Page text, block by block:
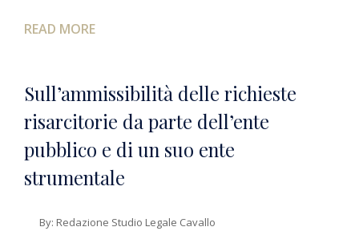
READ MORE
Sull’ammissibilità delle richieste
risarcitorie da parte dell’ente
pubblico e di un suo ente
strumentale
By: Redazione Studio Legale Cavallo